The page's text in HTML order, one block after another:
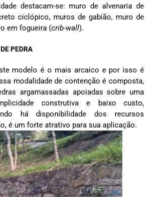
destacam-se: muro de alvenaria de
ciclópico, muros de gabião, muro de
em fogueira (crib-wall).
PEDRA
modelo é o mais arcaico e por isso é
modalidade de contenção é composta,
argamassadas apoiadas sobre uma
construtiva e baixo custo,
há disponibilidade dos recursos
é um forte atrativo para sua aplicação.